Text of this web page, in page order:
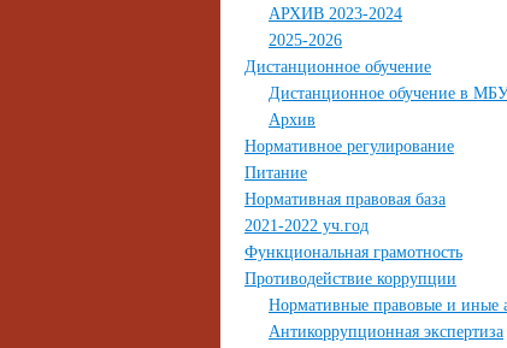
АРХИВ 2023-2024
2025-2026
Дистанционное обучение
Дистанционное обучение в
Архив
Нормативное регулирование
Питание
Нормативная правовая база
2021-2022 уч.год
Функциональная грамотность
Противодействие коррупции
Нормативные правовые и иные
Антикоррупционная экспертиза